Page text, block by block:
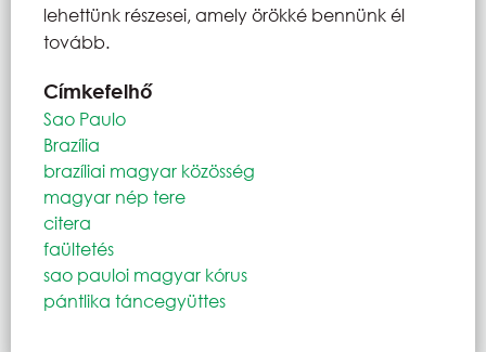
lehettünk részesei, amely örökké bennünk él
tovább.
Címkefelhő
Sao Paulo
Brazília
brazíliai magyar közösség
magyar nép tere
citera
faültetés
sao pauloi magyar kórus
pántlika táncegyüttes